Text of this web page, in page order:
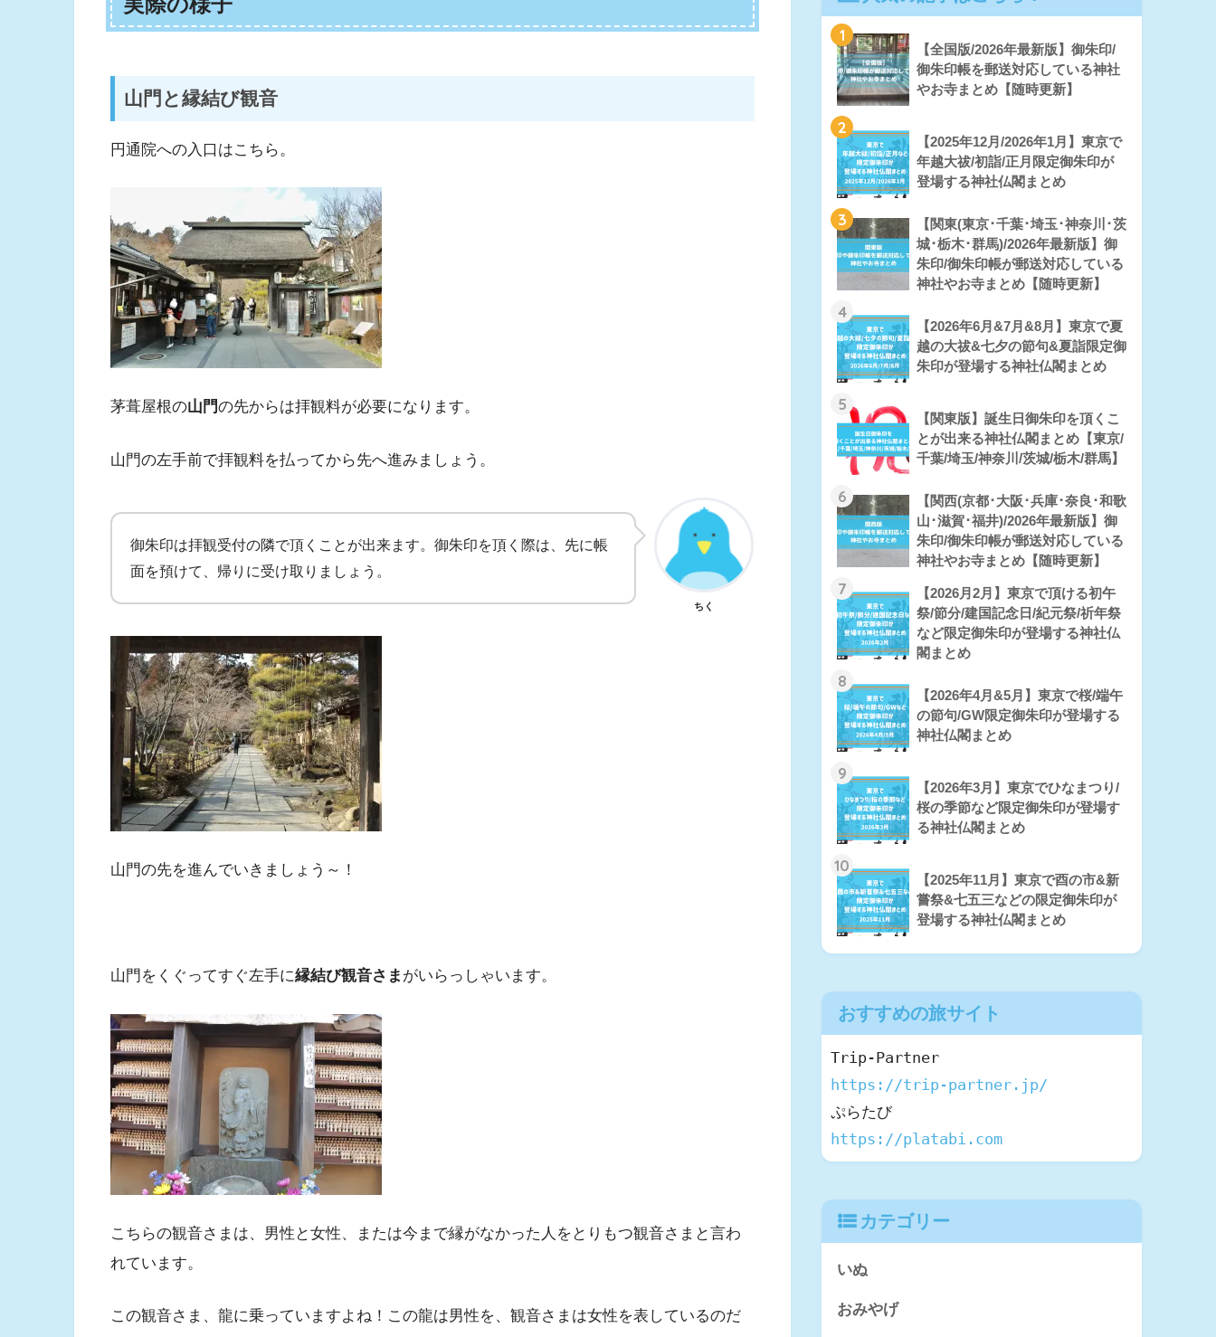
山門と縁結び観音
円通院への入口はこちら。
茅葺屋根の山門の先からは拝観料が必要になります。
山門の左手前で拝観料を払ってから先へ進みましょう。
御朱印は拝観受付の隣で頂くことが出来ます。御朱印を頂く際は、先に帳
面を預けて、帰りに受け取りましょう。
ちく
山門の先を進んでいきましょう～！
山門をくぐってすぐ左手に縁結び観音さま がいらっしゃいます。
こちらの観音さまは、男性と女性、または今まで縁がなかった人をとりもつ観音さまと言わ
れています。
この観音さま、龍に乗っていますよね！この龍は男性を、観音さまは女性を表しているのだ
1
【全国版/2026年最新版】御朱印/
御朱印帳を郵送対応している神社
やお寺まとめ【随時更新】
2
【2025年12月/2026年1月】東京で
年越大祓/初詣/正月限定御朱印が
登場する神社仏閣まとめ
3
【関東(東京･千葉･埼玉･神奈川･茨
城･栃木･群馬)/2026年最新版】御
朱印/御朱印帳が郵送対応している
神社やお寺まとめ【随時更新】
4
【2026年6月&7月&8月】東京で夏
越の大祓&七夕の節句&夏詣限定御
朱印が登場する神社仏閣まとめ
5
【関東版】誕生日御朱印を頂くこ
とが出来る神社仏閣まとめ【東京/
千葉/埼玉/神奈川/茨城/栃木/群馬】
6
【関西(京都･大阪･兵庫･奈良･和歌
山･滋賀･福井)/2026年最新版】御
朱印/御朱印帳が郵送対応している
神社やお寺まとめ【随時更新】
7
【2026月2月】東京で頂ける初午
祭/節分/建国記念日/紀元祭/祈年祭
など限定御朱印が登場する神社仏
閣まとめ
8
【2026年4月&5月】東京で桜/端午
の節句/GW限定御朱印が登場する
神社仏閣まとめ
9
【2026年3月】東京でひなまつり/
桜の季節など限定御朱印が登場す
る神社仏閣まとめ
10
【2025年11月】東京で酉の市&新
嘗祭&七五三などの限定御朱印が
登場する神社仏閣まとめ
おすすめの旅サイト
https://trip-partner.jp/
https://platabi.com
カテゴリー
いぬ
おみやげ